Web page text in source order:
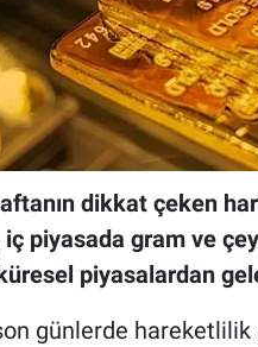
dikkat çeken
piyasada gram ve
küresel piyasalardan
günlerde